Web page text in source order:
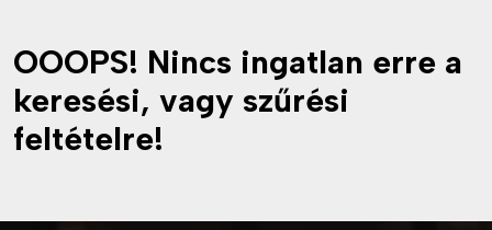
OOOPS! Nincs ingatlan erre a
keresési, vagy szűrési
feltételre!